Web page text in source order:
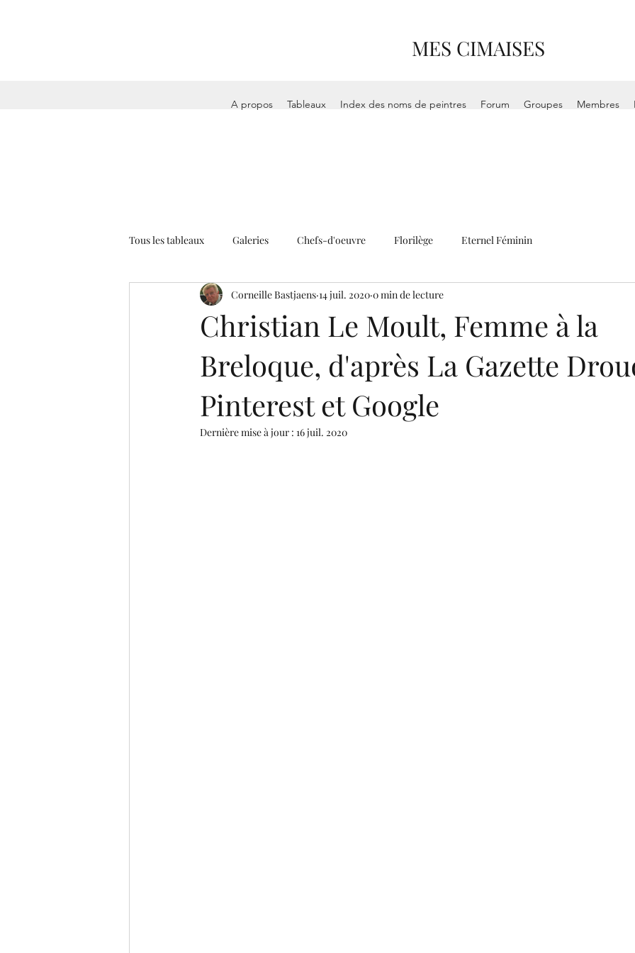
MES CIMAISES
A propos Tableaux Index des noms de peintres Forum Groupes Membres
Tous les tableaux Galeries Chefs-d'oeuvre Florilège Eternel Féminin
Christian Le Moult, Femme à la
Breloque, d'après La Gazette
Pinterest et Google
Corneille Bastjaens 14 juil. 2020 0 min de lecture
Dernière mise à jour : 16 juil. 2020